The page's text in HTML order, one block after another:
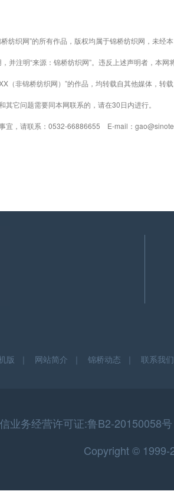
织网”的所有作品，版权均属于锦桥纺织网，未经
并注明“来源：锦桥纺织网”。违反上述声明者，本网
非锦桥纺织网）”的作品，均转载自其他媒体，转
它问题需要同本网联系的，请在30日内进行。
，请联系：0532-66886655 E-mail：
版 ｜ 网站简介 ｜ 锦桥动态 ｜ 联系我们
业务经营许可证:鲁B2-
Copyright © 1999-